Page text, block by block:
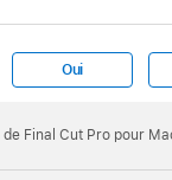
Oui
Final Cut Pro pour